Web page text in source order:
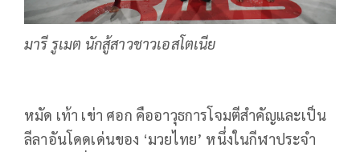
มารี รูเมต นักสู้สาวชาวเอสโตเนีย
หมัด เท้า เข่า ศอก คืออาวุธการโจมตีสำคัญและเป็น
ลีลาอันโดดเด่นของ ‘มวยไทย’ หนึ่งในกีฬาประจำ